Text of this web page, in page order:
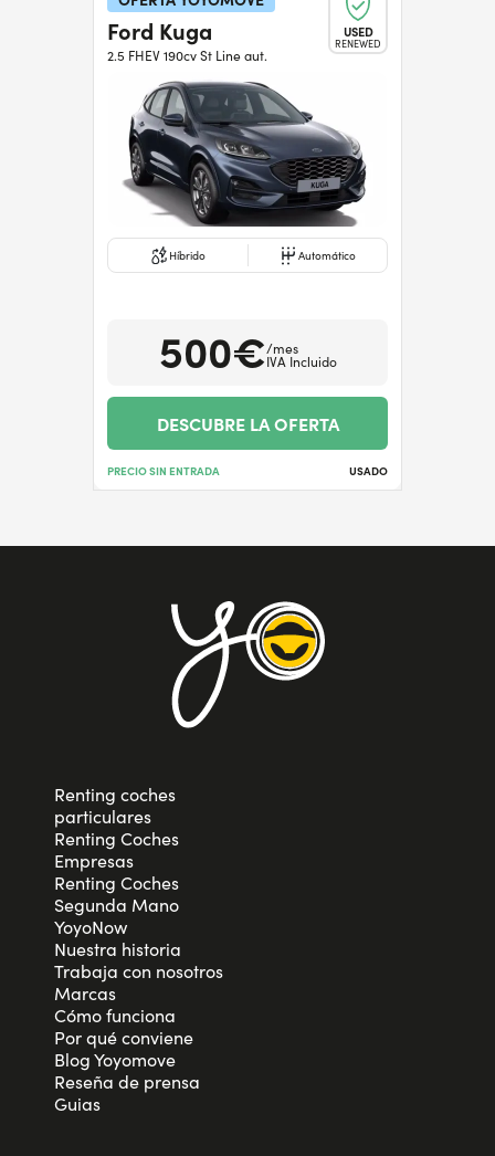
USED
RENEWED
Ford Kuga
2.5 FHEV 190cv St Line aut.
Híbrido Automático
500€/mes
IVA Incluido
DESCUBRE LA OFERTA
PRECIO SIN ENTRADA USADO
Renting coches
particulares
Renting Coches
Empresas
Renting Coches
Segunda Mano
YoyoNow
Nuestra historia
Trabaja con nosotros
Marcas
Cómo funciona
Por qué conviene
Blog Yoyomove
Reseña de prensa
Guias